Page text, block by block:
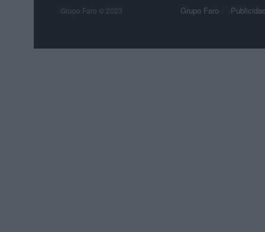
Grupo Faro Publicidad
Grupo Faro © 2023